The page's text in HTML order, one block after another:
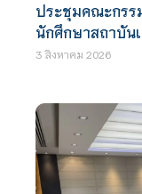
ประชุมคณะกรร
นักศึกษาสถาบัน
3 สิงหาคม 2026